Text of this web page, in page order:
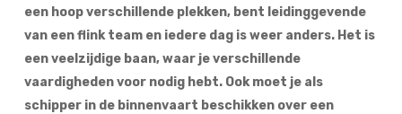
een hoop verschillende plekken, bent leidinggevende
van een flink team en iedere dag is weer anders. Het is
een veelzijdige baan, waar je verschillende
vaardigheden voor nodig hebt. Ook moet je als
schipper in de binnenvaart beschikken over een